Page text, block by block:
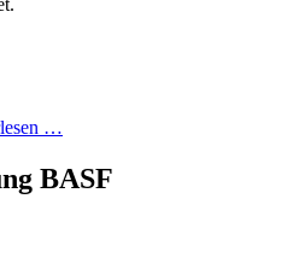
…
BASF